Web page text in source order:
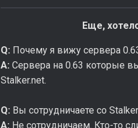
Еще,
Q: Почему я вижу сервера
A: Сервера на 0.63 которые
Stalker.net.
Q: Вы сотрудничаете со
A: Не сотрудничаем. Кто-то